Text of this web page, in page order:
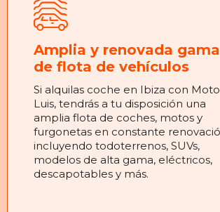
Amplia y renovada gama
de flota de vehículos
Si alquilas coche en Ibiza con Moto
Luis, tendrás a tu disposición una
amplia flota de coches, motos y
furgonetas en constante
incluyendo todoterrenos, SUVs,
modelos de alta gama, eléctricos,
descapotables y más.